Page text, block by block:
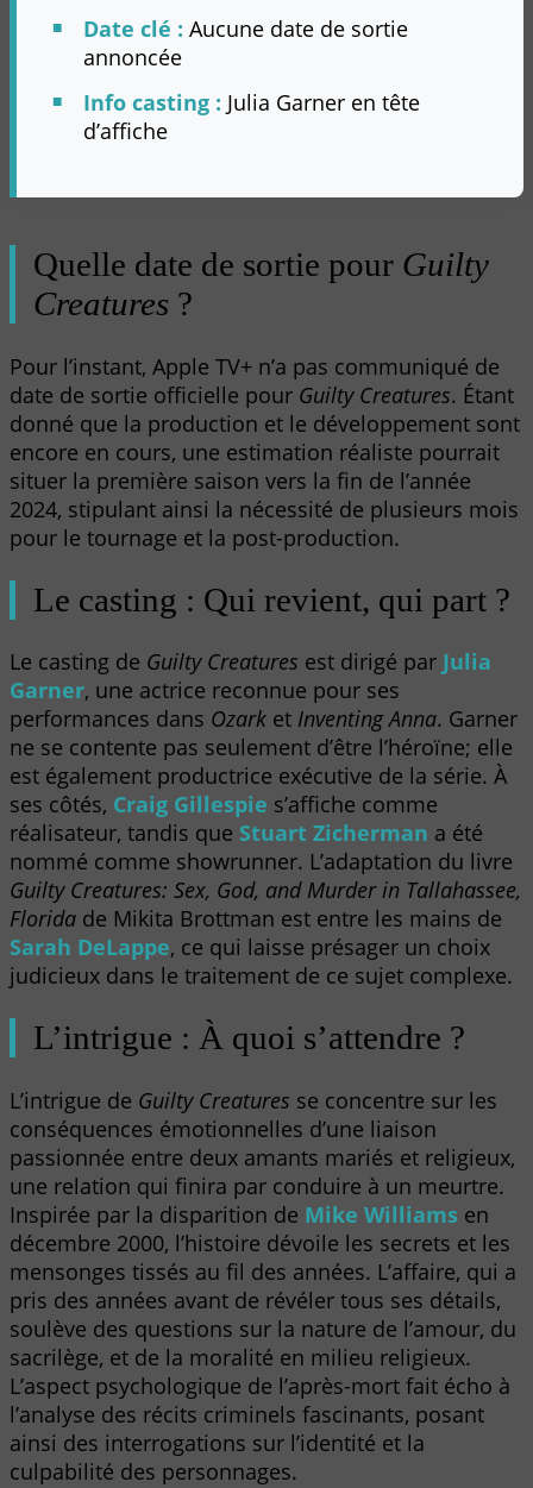
Date clé : Aucune date de sortie
annoncée
Info casting : Julia Garner en tête
d’affiche
Quelle date de sortie pour Guilty
Creatures ?
Pour l’instant, Apple TV+ n’a pas communiqué de
date de sortie officielle pour Guilty Creatures. Étant
donné que la production et le développement sont
encore en cours, une estimation réaliste pourrait
situer la première saison vers la fin de l’année
2024, stipulant ainsi la nécessité de plusieurs mois
pour le tournage et la post-production.
Le casting : Qui revient, qui part ?
Le casting de Guilty Creatures est dirigé par Julia
Garner, une actrice reconnue pour ses
performances dans Ozark et Inventing Anna. Garner
ne se contente pas seulement d’être l’héroïne; elle
est également productrice exécutive de la série. À
ses côtés, Craig Gillespie s’affiche comme
réalisateur, tandis que Stuart Zicherman a été
nommé comme showrunner. L’adaptation du livre
Guilty Creatures: Sex, God, and Murder in Tallahassee,
Florida de Mikita Brottman est entre les mains de
Sarah DeLappe, ce qui laisse présager un choix
judicieux dans le traitement de ce sujet complexe.
L’intrigue : À quoi s’attendre ?
L’intrigue de Guilty Creatures se concentre sur les
conséquences émotionnelles d’une liaison
passionnée entre deux amants mariés et religieux,
une relation qui finira par conduire à un meurtre.
Inspirée par la disparition de Mike Williams en
décembre 2000, l’histoire dévoile les secrets et les
mensonges tissés au fil des années. L’affaire, qui a
pris des années avant de révéler tous ses détails,
soulève des questions sur la nature de l’amour, du
sacrilège, et de la moralité en milieu religieux.
L’aspect psychologique de l’après-mort fait écho à
l’analyse des récits criminels fascinants, posant
ainsi des interrogations sur l’identité et la
culpabilité des personnages.